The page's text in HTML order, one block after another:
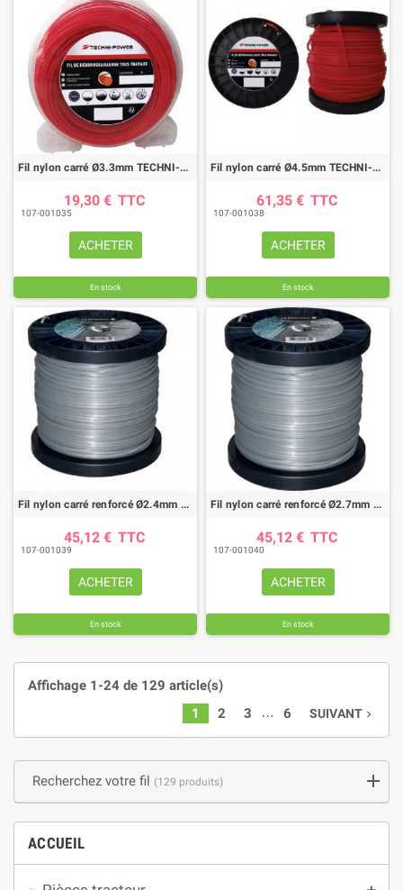
Recherchez votre fil (129 produits)
ACCUEIL
Fil nylon carré Ø3.3mm TECHNI-POWER (35M)
19,30 € TTC
107-001035
ACHETER
En stock
Fil nylon carré Ø4.5mm TECHNI-POWER (98M)
61,35 € TTC
107-001038
ACHETER
En stock
Fil nylon carré renforcé Ø2.4mm ALUFLEX pour débroussailleuse (bobine 140M)
45,12 € TTC
107-001039
ACHETER
En stock
Fil nylon carré renforcé Ø2.7mm ALUFLEX pour débroussailleuse (bobine 120M)
45,12 € TTC
107-001040
ACHETER
En stock
Affichage 1-24 de 129 article(s)
1
2 3 … 6 SUIVANT navigate_next